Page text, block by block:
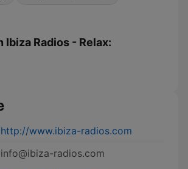
Ibiza Radios - Relax:
http://www.ibiza-radios.com
info@ibiza-radios.com